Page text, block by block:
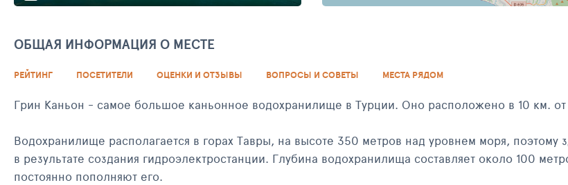
ОБЩАЯ ИНФОРМАЦИЯ О МЕСТЕ
РЕЙТИНГ ПОСЕТИТЕЛИ ОЦЕНКИ И ОТЗЫВЫ ВОПРОСЫ И СОВЕТЫ МЕСТА РЯДОМ
Грин Каньон - самое большое каньонное водохранилище в Турции. Оно расположено в 10 км. от
Водохранилище располагается в горах Тавры, на высоте 350 метров над уровнем моря, поэтому здесь
в результате создания гидроэлектростанции. Глубина водохранилища составляет около 100
постоянно пополняют его.